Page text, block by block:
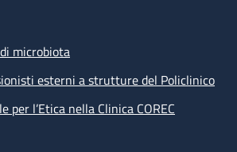
microbiota
esterni a strutture del Policlinico
per l’Etica nella Clinica COREC